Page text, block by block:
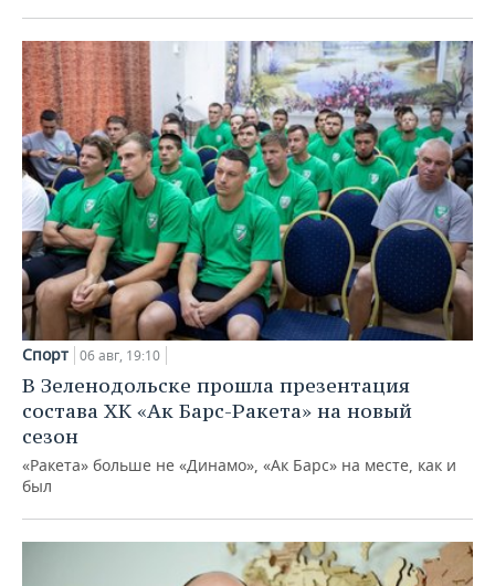
Спорт 06 авг, 19:10
В Зеленодольске прошла презентация
состава ХК «Ак Барс-Ракета» на новый
сезон
«Ракета» больше не «Динамо», «Ак Барс» на месте, как и
был